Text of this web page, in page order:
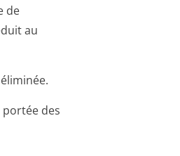
de
au
des